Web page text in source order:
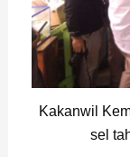
Kakanwil
sel